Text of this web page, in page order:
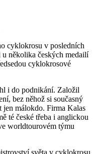
cyklokrosu v posledních
několika českých medailí
cyklokrosové
i do podnikání. Založil
bez něhož si současný
málokdo. Firma Kalas
té české třeba i anglickou
worldtourovém týmu